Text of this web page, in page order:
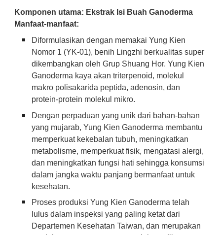
Komponen utama: Ekstrak Isi Buah Ganoderma
Manfaat-manfaat:
Diformulasikan dengan memakai Yung Kien
Nomor 1 (YK-01), benih Lingzhi berkualitas super
dikembangkan oleh Grup Shuang Hor. Yung Kien
Ganoderma kaya akan triterpenoid, molekul
makro polisakarida peptida, adenosin, dan
protein-protein molekul mikro.
Dengan perpaduan yang unik dari bahan-bahan
yang mujarab, Yung Kien Ganoderma membantu
memperkuat kekebalan tubuh, meningkatkan
metabolisme, memperkuat fisik, mengatasi alergi,
dan meningkatkan fungsi hati sehingga konsumsi
dalam jangka waktu panjang bermanfaat untuk
kesehatan.
Proses produksi Yung Kien Ganoderma telah
lulus dalam inspeksi yang paling ketat dari
Departemen Kesehatan Taiwan, dan merupakan